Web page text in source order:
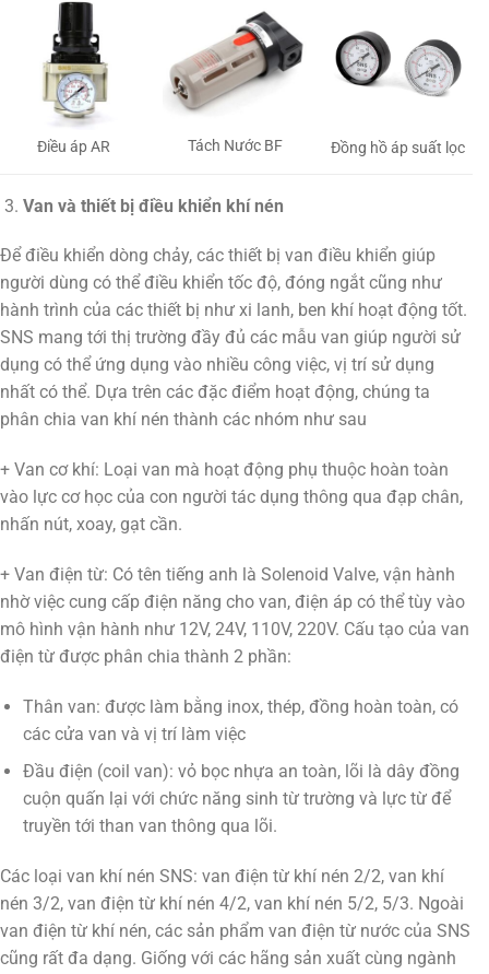
Điều áp AR Tách Nước BF Đồng hồ áp suất lọc
Van và thiết bị điều khiển khí nén
Để điều khiển dòng chảy, các thiết bị van điều khiển giúp
người dùng có thể điều khiển tốc độ, đóng ngắt cũng như
hành trình của các thiết bị như xi lanh, ben khí hoạt động tốt.
SNS mang tới thị trường đầy đủ các mẫu van giúp người sử
dụng có thể ứng dụng vào nhiều công việc, vị trí sử dụng
nhất có thể. Dựa trên các đặc điểm hoạt động, chúng ta
phân chia van khí nén thành các nhóm như sau
+ Van cơ khí: Loại van mà hoạt động phụ thuộc hoàn toàn
vào lực cơ học của con người tác dụng thông qua đạp chân,
nhấn nút, xoay, gạt cần.
+ Van điện từ: Có tên tiếng anh là Solenoid Valve, vận hành
nhờ việc cung cấp điện năng cho van, điện áp có thể tùy vào
mô hình vận hành như 12V, 24V, 110V, 220V. Cấu tạo của van
điện từ được phân chia thành 2 phần:
Thân van: được làm bằng inox, thép, đồng hoàn toàn, có
các cửa van và vị trí làm việc
Đầu điện (coil van): vỏ bọc nhựa an toàn, lõi là dây đồng
cuộn quấn lại với chức năng sinh từ trường và lực từ để
truyền tới than van thông qua lõi.
Các loại van khí nén SNS: van điện từ khí nén 2/2, van khí
nén 3/2, van điện từ khí nén 4/2, van khí nén 5/2, 5/3. Ngoài
van điện từ khí nén, các sản phẩm van điện từ nước của SNS
cũng rất đa dạng. Giống với các hãng sản xuất cùng ngành